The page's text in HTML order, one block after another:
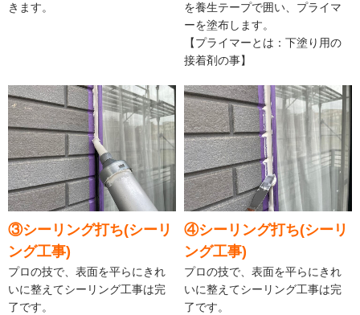
きます。
を養生テープで囲い、プライマ
ーを塗布します。
【プライマーとは：下塗り用の
接着剤の事】
③シーリング打ち(シーリ
ング工事)
プロの技で、表面を平らにきれ
いに整えてシーリング工事は完
了です。
④シーリング打ち(シーリ
ング工事)
プロの技で、表面を平らにきれ
いに整えてシーリング工事は完
了です。